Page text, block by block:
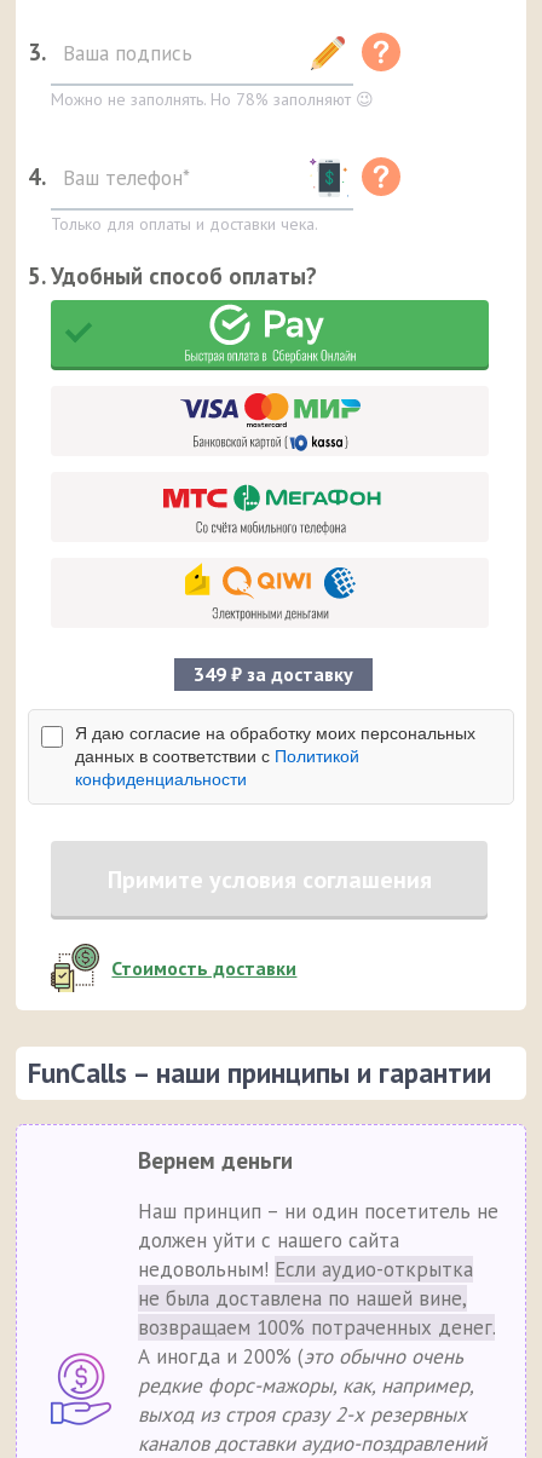
3.
Можно не заполнять. Но 78% заполняют 😉
4.
Только для оплаты и доставки чека.
5. Удобный способ оплаты?
349 ₽ за доставку
Я даю согласие на обработку моих персональных
данных в соответствии с Политикой
конфиденциальности
Примите условия соглашения
Стоимость доставки
FunCalls – наши принципы и гарантии
Вернем деньги
Наш принцип – ни один посетитель не
должен уйти с нашего сайта
недовольным! Если аудио-открытка
не была доставлена по нашей вине,
возвращаем 100% потраченных денег.
А иногда и 200% (это обычно очень
редкие форс-мажоры, как, например,
выход из строя сразу 2-х резервных
каналов доставки аудио-поздравлений